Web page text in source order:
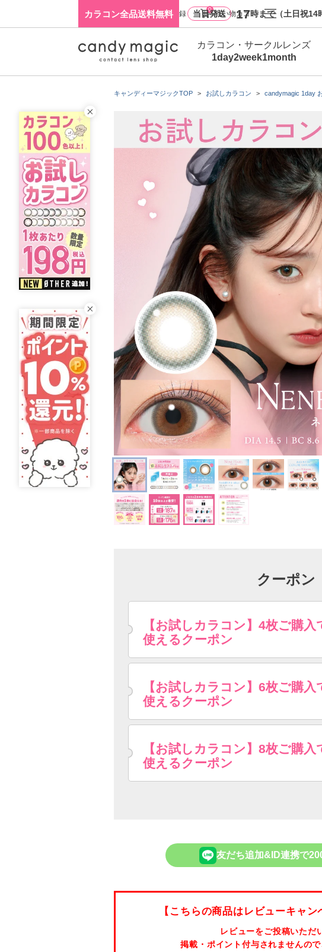
カラコン全品送料無料 当日発送 17時まで（土日祝14
キャンディーマジックTOP お試しカラコン candymagic 1day
クーポン
【お試しカラコン】4枚ご購入
使えるクーポン
【お試しカラコン】6枚ご購入
使えるクーポン
【お試しカラコン】8枚ご購入
使えるクーポン
友だち追加&ID連携で
【こちらの商品はレビューキャン
レビューをご投稿いただ
掲載・ポイント付与されませんので
ログイン・新規会員登録
0
買い物カゴ
カラコン・サークルレンズ
1day2week1month
新商品